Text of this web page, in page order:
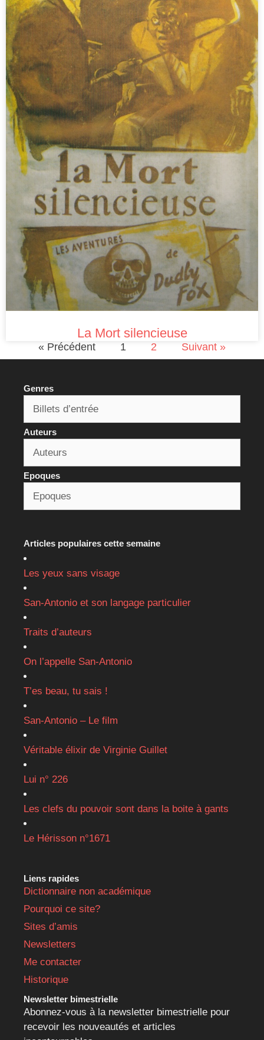
La Mort silencieuse
« Précédent 1 2 Suivant »
Genres
Auteurs
Epoques
Articles populaires cette semaine
Les yeux sans visage
San-Antonio et son langage particulier
Traits d’auteurs
On l’appelle San-Antonio
T’es beau, tu sais !
San-Antonio – Le film
Véritable élixir de Virginie Guillet
Lui n° 226
Les clefs du pouvoir sont dans la boite à gants
Le Hérisson n°1671
Liens rapides
Dictionnaire non académique
Pourquoi ce site?
Sites d’amis
Newsletters
Me contacter
Historique
Newsletter bimestrielle
Abonnez-vous à la newsletter bimestrielle pour
recevoir les nouveautés et articles